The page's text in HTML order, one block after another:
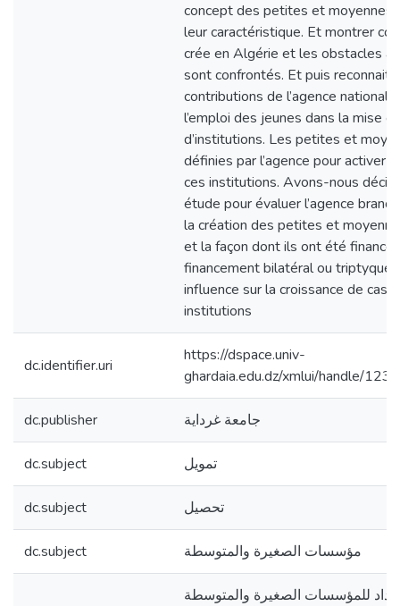
concept des petites et moyennes
leur caractéristique. Et montrer
crée en Algérie et les obstacles
sont confrontés. Et puis
contributions de l’agence
l’emploi des jeunes dans la mise
d’institutions. Les petites et
définies par l’agence pour activer
ces institutions. Avons-nous
étude pour évaluer l’agence
la création des petites et
et la façon dont ils ont été
financement bilatéral ou triptyque
influence sur la croissance de cas
institutions
dc.identifier.uri
https://dspace.univ-
ghardaia.edu.dz/xmlui/handle/
dc.publisher جامعة غرداية
dc.subject تمويل
dc.subject تحصيل
dc.subject مؤسسات الصغيرة والمتوسطة
للمؤسسات الصغيرة والمتوسطة